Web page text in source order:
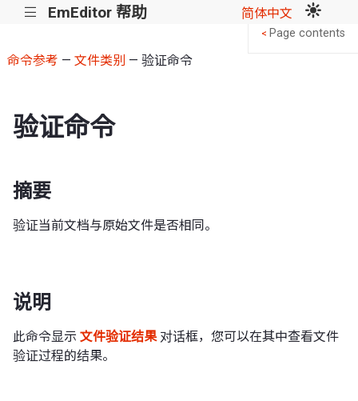
||| EmEditor 帮助 简体中文
命令参考 — 文件类别 — 验证命令
验证命令
摘要
验证当前文档与原始文件是否相同。
说明
此命令显示 文件验证结果对话框，您可以在其中查看文件
验证过程的结果。
< Page contents